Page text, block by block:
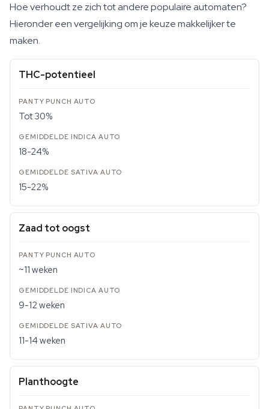
Hoe verhoudt ze zich tot andere populaire automaten?
Hieronder een vergelijking om je keuze makkelijker te
maken.
THC-potentieel
Tot 30%
18-24%
15-22%
Zaad tot oogst
~11 weken
9-12 weken
11-14 weken
Planthoogte